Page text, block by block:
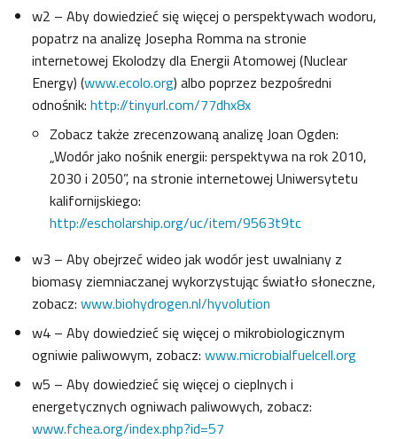
w2 – Aby dowiedzieć się więcej o perspektywach wodoru,
popatrz na analizę Josepha Romma na stronie
internetowej Ekolodzy dla Energii Atomowej (Nuclear
Energy) (www.ecolo.org) albo poprzez bezpośredni
odnośnik: http://tinyurl.com/77dhx8x
Zobacz także zrecenzowaną analizę Joan Ogden:
„Wodór jako nośnik energii: perspektywa na rok 2010,
2030 i 2050”, na stronie internetowej Uniwersytetu
kalifornijskiego:
http://escholarship.org/uc/item/9563t9tc
w3 – Aby obejrzeć wideo jak wodór jest uwalniany z
biomasy ziemniaczanej wykorzystując światło słoneczne,
zobacz: www.biohydrogen.nl/hyvolution
w4 – Aby dowiedzieć się więcej o mikrobiologicznym
ogniwie paliwowym, zobacz: www.microbialfuelcell.org
w5 – Aby dowiedzieć się więcej o cieplnych i
energetycznych ogniwach paliwowych, zobacz:
www.fchea.org/index.php?id=57